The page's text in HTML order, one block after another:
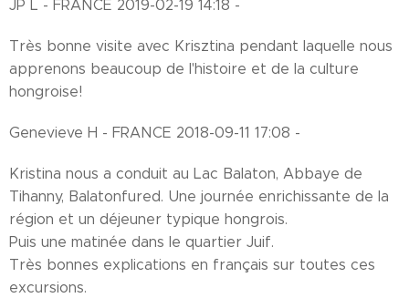
JP L - FRANCE 2019-02-19 14:18 -
Très bonne visite avec Krisztina pendant laquelle nous
apprenons beaucoup de l'histoire et de la culture
hongroise!
Genevieve H - FRANCE 2018-09-11 17:08 -
Kristina nous a conduit au Lac Balaton, Abbaye de
Tihanny, Balatonfured. Une journée enrichissante de la
région et un déjeuner typique hongrois.
Puis une matinée dans le quartier Juif.
Très bonnes explications en français sur toutes ces
excursions.